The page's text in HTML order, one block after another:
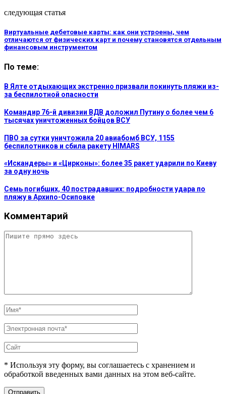
следующая статья
Виртуальные дебетовые карты: как они устроены, чем
отличаются от физических карт и почему становятся отдельным
финансовым инструментом
По теме:
В Ялте отдыхающих экстренно призвали покинуть пляжи из-
за беспилотной опасности
Командир 76-й дивизии ВДВ доложил Путину о более чем 6
тысячах уничтоженных бойцов ВСУ
ПВО за сутки уничтожила 20 авиабомб ВСУ, 1155
беспилотников и сбила ракету HIMARS
«Искандеры» и «Цирконы»: более 35 ракет ударили по Киеву
за одну ночь
Семь погибших, 40 пострадавших: подробности удара по
пляжу в Архипо-Осиповке
Комментарий
* Используя эту форму, вы соглашаетесь с хранением и
обработкой введенных вами данных на этом веб-сайте.